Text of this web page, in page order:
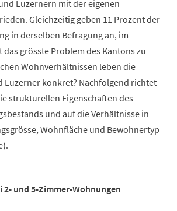
Luzernern mit der eigenen
Gleichzeitig geben 11 Prozent der
in derselben Befragung an, im
grösste Problem des Kantons zu
Wohnverhältnissen leben die
Luzerner konkret? Nachfolgend richtet
strukturellen Eigenschaften des
und auf die Verhältnisse in
Wohnfläche und Bewohnertyp
2- und 5-Zimmer-Wohnungen